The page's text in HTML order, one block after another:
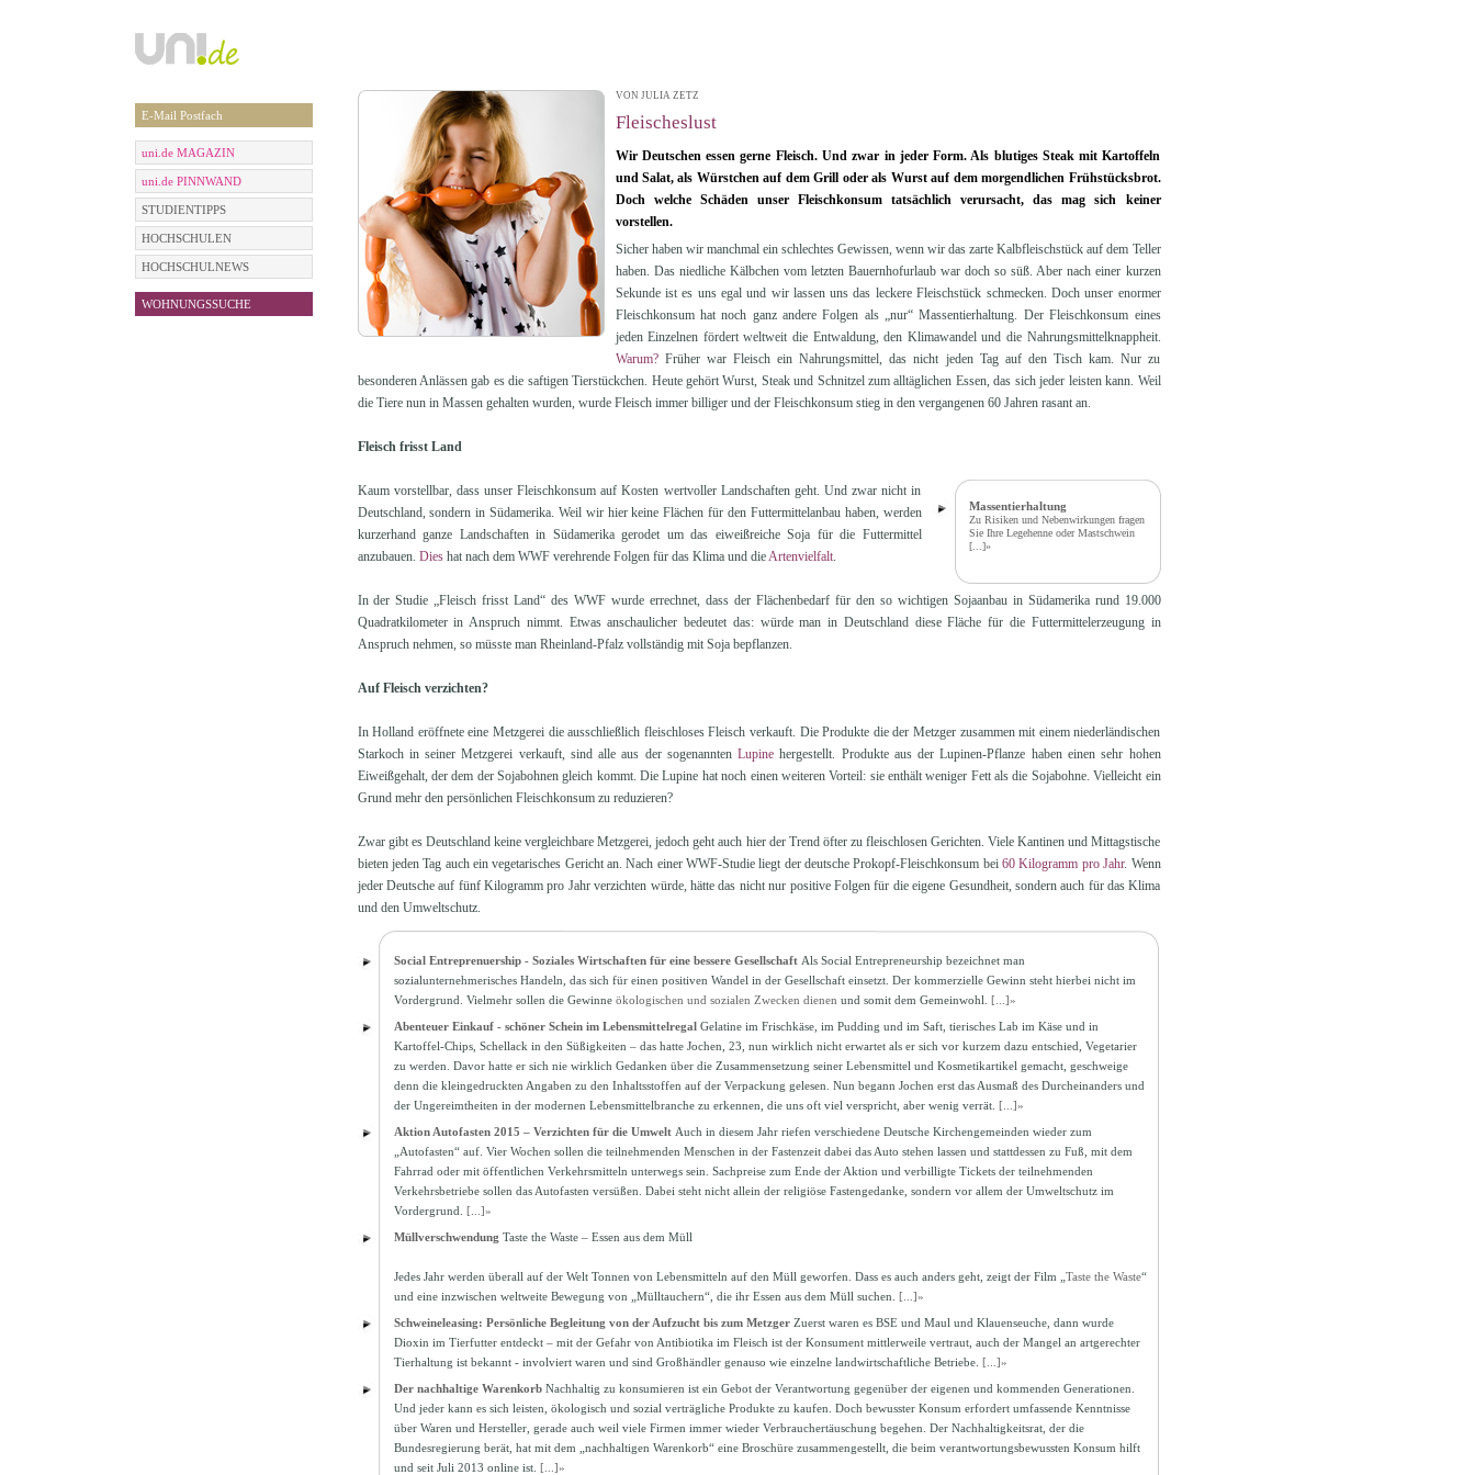
E-Mail Postfach
uni.de MAGAZIN
uni.de PINNWAND
STUDIENTIPPS
HOCHSCHULEN
HOCHSCHULNEWS
WOHNUNGSSUCHE
VON JULIA ZETZ
Fleischeslust
Wir Deutschen essen gerne Fleisch. Und zwar in jeder Form. Als blutiges Steak mit Kartoffeln
und Salat, als Würstchen auf dem Grill oder als Wurst auf dem morgendlichen Frühstücksbrot.
Doch welche Schäden unser Fleischkonsum tatsächlich verursacht, das mag sich keiner
vorstellen.
Sicher haben wir manchmal ein schlechtes Gewissen, wenn wir das zarte Kalbfleischstück auf dem Teller
haben. Das niedliche Kälbchen vom letzten Bauernhofurlaub war doch so süß. Aber nach einer kurzen
Sekunde ist es uns egal und wir lassen uns das leckere Fleischstück schmecken. Doch unser enormer
Fleischkonsum hat noch ganz andere Folgen als „nur“ Massentierhaltung. Der Fleischkonsum eines
jeden Einzelnen fördert weltweit die Entwaldung, den Klimawandel und die Nahrungsmittelknappheit.
Warum?Früher war Fleisch ein Nahrungsmittel, das nicht jeden Tag auf den Tisch kam. Nur zu
besonderen Anlässen gab es die saftigen Tierstückchen. Heute gehört Wurst, Steak und Schnitzel zum alltäglichen Essen, das sich jeder leisten kann. Weil
die Tiere nun in Massen gehalten wurden, wurde Fleisch immer billiger und der Fleischkonsum stieg in den vergangenen 60 Jahren rasant an.
Fleisch frisst Land
Massentierhaltung
Zu Risiken und Nebenwirkungen fragen
Sie Ihre Legehenne oder Mastschwein
[...]»
Kaum vorstellbar, dass unser Fleischkonsum auf Kosten wertvoller Landschaften geht. Und zwar nicht in
Deutschland, sondern in Südamerika. Weil wir hier keine Flächen für den Futtermittelanbau haben, werden
kurzerhand ganze Landschaften in Südamerika gerodet um das eiweißreiche Soja für die Futtermittel
anzubauen. Dieshat nach dem WWF verehrende Folgen für das Klima und dieArtenvielfalt.
In der Studie „Fleisch frisst Land“ des WWF wurde errechnet, dass der Flächenbedarf für den so wichtigen Sojaanbau in Südamerika rund 19.000
Quadratkilometer in Anspruch nimmt. Etwas anschaulicher bedeutet das: würde man in Deutschland diese Fläche für die Futtermittelerzeugung in
Anspruch nehmen, so müsste man Rheinland-Pfalz vollständig mit Soja bepflanzen.
Auf Fleisch verzichten?
In Holland eröffnete eine Metzgerei die ausschließlich fleischloses Fleisch verkauft. Die Produkte die der Metzger zusammen mit einem niederländischen
Starkoch in seiner Metzgerei verkauft, sind alle aus der sogenanntenLupine hergestellt. Produkte aus der Lupinen-Pflanze haben einen sehr hohen
Eiweißgehalt, der dem der Sojabohnen gleich kommt. Die Lupine hat noch einen weiteren Vorteil: sie enthält weniger Fett als die Sojabohne. Vielleicht ein
Grund mehr den persönlichen Fleischkonsum zu reduzieren?
Zwar gibt es Deutschland keine vergleichbare Metzgerei, jedoch geht auch hier der Trend öfter zu fleischlosen Gerichten. Viele Kantinen und Mittagstische
bieten jeden Tag auch ein vegetarisches Gericht an. Nach einer WWF-Studie liegt der deutsche Prokopf-Fleischkonsum bei60 Kilogramm pro Jahr. Wenn
jeder Deutsche auf fünf Kilogramm pro Jahr verzichten würde, hätte das nicht nur positive Folgen für die eigene Gesundheit, sondern auch für das Klima
und den Umweltschutz.
Social Entreprenuership - Soziales Wirtschaften für eine bessere Gesellschaft Als Social Entrepreneurship bezeichnet man
sozialunternehmerisches Handeln, das sich für einen positiven Wandel in der Gesellschaft einsetzt. Der kommerzielle Gewinn steht hierbei nicht im
Vordergrund. Vielmehr sollen die Gewinne ökologischen und sozialen Zwecken dienen und somit dem Gemeinwohl. [...]»
Abenteuer Einkauf - schöner Schein im Lebensmittelregal Gelatine im Frischkäse, im Pudding und im Saft, tierisches Lab im Käse und in
Kartoffel-Chips, Schellack in den Süßigkeiten – das hatte Jochen, 23, nun wirklich nicht erwartet als er sich vor kurzem dazu entschied, Vegetarier
zu werden. Davor hatte er sich nie wirklich Gedanken über die Zusammensetzung seiner Lebensmittel und Kosmetikartikel gemacht, geschweige
denn die kleingedruckten Angaben zu den Inhaltsstoffen auf der Verpackung gelesen. Nun begann Jochen erst das Ausmaß des Durcheinanders und
der Ungereimtheiten in der modernen Lebensmittelbranche zu erkennen, die uns oft viel verspricht, aber wenig verrät. [...]»
Aktion Autofasten 2015 – Verzichten für die Umwelt Auch in diesem Jahr riefen verschiedene Deutsche Kirchengemeinden wieder zum
„Autofasten“ auf. Vier Wochen sollen die teilnehmenden Menschen in der Fastenzeit dabei das Auto stehen lassen und stattdessen zu Fuß, mit dem
Fahrrad oder mit öffentlichen Verkehrsmitteln unterwegs sein. Sachpreise zum Ende der Aktion und verbilligte Tickets der teilnehmenden
Verkehrsbetriebe sollen das Autofasten versüßen. Dabei steht nicht allein der religiöse Fastengedanke, sondern vor allem der Umweltschutz im
Vordergrund. [...]»
Müllverschwendung Taste the Waste – Essen aus dem Müll
Jedes Jahr werden überall auf der Welt Tonnen von Lebensmitteln auf den Müll geworfen. Dass es auch anders geht, zeigt der Film „ Taste the Waste“
und eine inzwischen weltweite Bewegung von „Mülltauchern“, die ihr Essen aus dem Müll suchen. [...]»
Schweineleasing: Persönliche Begleitung von der Aufzucht bis zum Metzger Zuerst waren es BSE und Maul und Klauenseuche, dann wurde
Dioxin im Tierfutter entdeckt – mit der Gefahr von Antibiotika im Fleisch ist der Konsument mittlerweile vertraut, auch der Mangel an artgerechter
Tierhaltung ist bekannt - involviert waren und sind Großhändler genauso wie einzelne landwirtschaftliche Betriebe. [...]»
Der nachhaltige Warenkorb Nachhaltig zu konsumieren ist ein Gebot der Verantwortung gegenüber der eigenen und kommenden Generationen.
Und jeder kann es sich leisten, ökologisch und sozial verträgliche Produkte zu kaufen. Doch bewusster Konsum erfordert umfassende Kenntnisse
über Waren und Hersteller, gerade auch weil viele Firmen immer wieder Verbrauchertäuschung begehen. Der Nachhaltigkeitsrat, der die
Bundesregierung berät, hat mit dem „nachhaltigen Warenkorb“ eine Broschüre zusammengestellt, die beim verantwortungsbewussten Konsum hilft
und seit Juli 2013 online ist. [...]»